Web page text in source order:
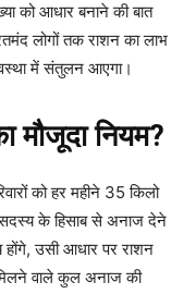
को आधार बनाने की बात
लोगों तक राशन का लाभ
में संतुलन आएगा।
मौजूदा नियम?
को हर महीने 35 किलो
सदस्य के हिसाब से अनाज देने
होंगे, उसी आधार पर राशन
वाले कुल अनाज की